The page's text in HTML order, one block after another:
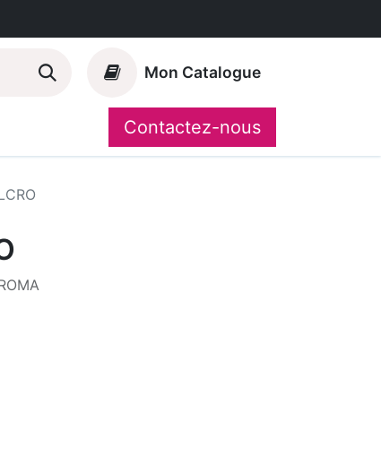
Mon Catalogue
CompoShop
Contactez-nous